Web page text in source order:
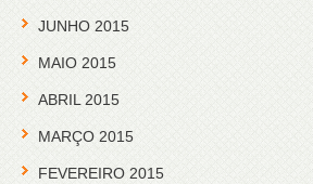
JUNHO 2015
MAIO 2015
ABRIL 2015
MARÇO 2015
FEVEREIRO 2015